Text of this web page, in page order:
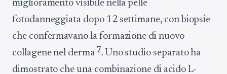
miglioramento visibile nella pelle
fotodanneggiata dopo 12 settimane, con biopsie
che confermavano la formazione di nuovo
collagene nel derma 7. Uno studio separato ha
dimostrato che una combinazione di acido L-